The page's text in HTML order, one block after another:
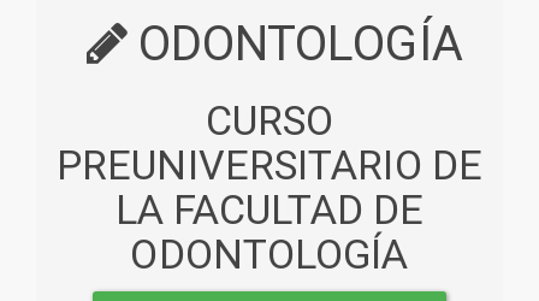
ODONTOLOGÍA
CURSO
PREUNIVERSITARIO DE
LA FACULTAD DE
ODONTOLOGÍA